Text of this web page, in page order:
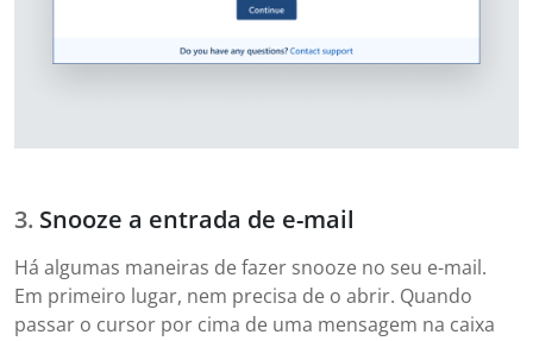
Snooze a entrada de e-mail
Há algumas maneiras de fazer snooze no seu e-mail.
Em primeiro lugar, nem precisa de o abrir. Quando
passar o cursor por cima de uma mensagem na caixa